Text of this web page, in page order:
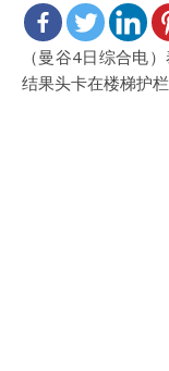
（曼谷4日综合电）泰国一名女学生因为偷看楼下的男同学，
结果头卡在楼梯护